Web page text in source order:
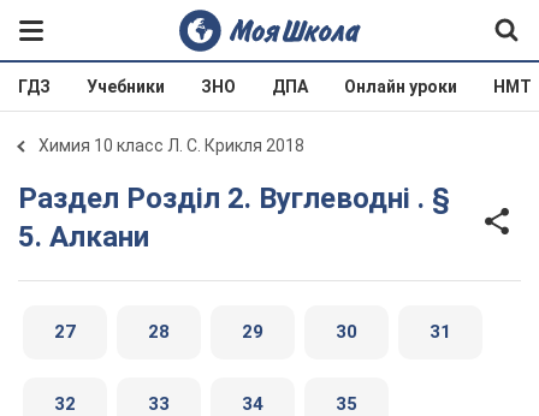
ГДЗ Учебники ЗНО ДПА Онлайн уроки НМТ
Химия 10 класс Л. С. Крикля 2018
Раздел Розділ 2. Вуглеводні . §
5. Алкани
27 28 29 30 31
32 33 34 35